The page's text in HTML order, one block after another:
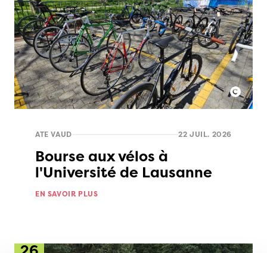
ATE VAUD 22 JUIL. 2026
Bourse aux vélos à
l'Université de Lausanne
EN SAVOIR PLUS